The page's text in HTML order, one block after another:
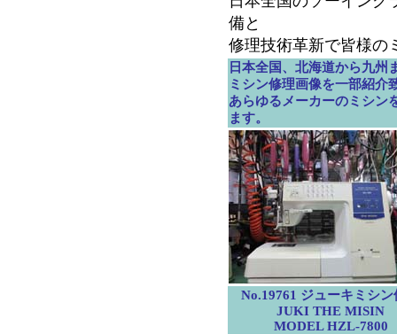
備と
修理技術革新で皆様の
日本全国、北海道から九州
ミシン修理画像を一部紹介
あらゆるメーカーのミシン
ます。
No.19761 ジューキミシン
JUKI THE MISIN
MODEL HZL-7800